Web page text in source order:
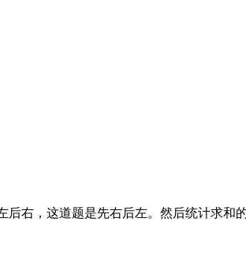
右，这道题是先右后左。然后统计求和